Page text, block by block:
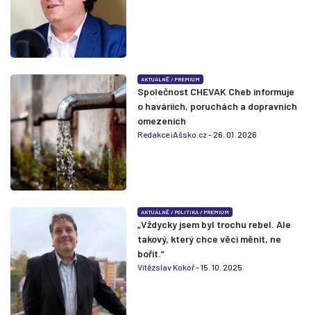
AKTUÁLNĚ /PREMIUM
Společnost CHEVAK Cheb informuje
o haváriích, poruchách a dopravních
omezeních
Redakce iAšsko.cz- 26. 01. 2026
AKTUÁLNĚ /POLITIKA /PREMIUM
„Vždycky jsem byl trochu rebel. Ale
takový, který chce věci měnit, ne
bořit.“
Vítězslav Kokoř- 15. 10. 2025